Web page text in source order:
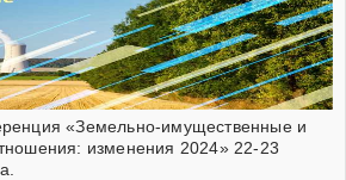
«Земельно-имущественные и
изменения 2024» 22-23